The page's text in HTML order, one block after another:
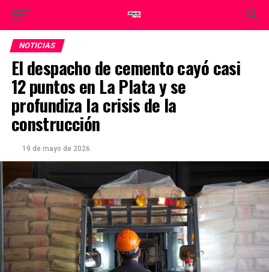
NOTICIAS
El despacho de cemento cayó casi
12 puntos en La Plata y se
profundiza la crisis de la
construcción
19 de mayo de 2026